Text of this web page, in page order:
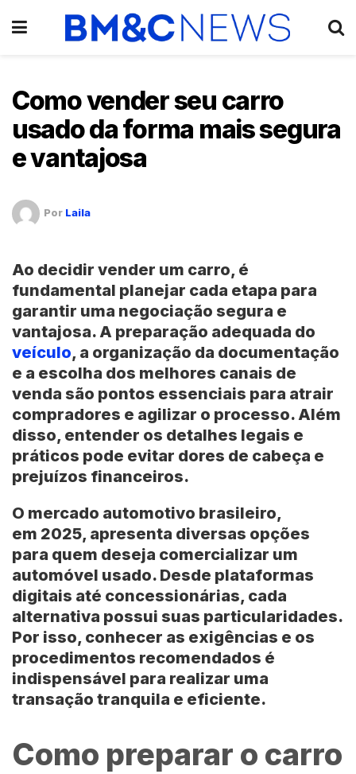
Como vender seu carro
usado da forma mais segura
e vantajosa
Por Laila
Ao decidir vender um carro, é
fundamental planejar cada etapa para
garantir uma negociação segura e
vantajosa. A preparação adequada do
veículo, a organização da documentação
e a escolha dos melhores canais de
venda são pontos essenciais para atrair
compradores e agilizar o processo. Além
disso, entender os detalhes legais e
práticos pode evitar dores de cabeça e
prejuízos financeiros.
O mercado automotivo brasileiro,
em 2025, apresenta diversas opções
para quem deseja comercializar um
automóvel usado. Desde plataformas
digitais até concessionárias, cada
alternativa possui suas particularidades.
Por isso, conhecer as exigências e os
procedimentos recomendados é
indispensável para realizar uma
transação tranquila e eficiente.
Como preparar o carro